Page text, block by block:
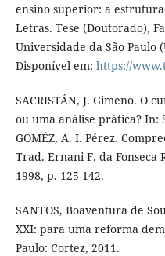
ensino superior: a
Letras. Tese (Doutorado),
Universidade da São Paulo
Disponível em: https://
SACRISTÁN, J. Gimeno. O
ou uma análise prática? In:
GOMÉZ, A. I. Pérez.
Trad. Ernani F. da Fonseca
1998, p. 125-142.
SANTOS, Boaventura de
XXI: para uma reforma
Paulo: Cortez, 2011.